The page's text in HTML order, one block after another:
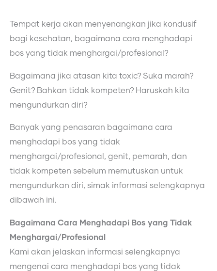
Tempat kerja akan menyenangkan jika kondusif
bagi kesehatan, bagaimana cara menghadapi
bos yang tidak menghargai/profesional?
Bagaimana jika atasan kita toxic? Suka marah?
Genit? Bahkan tidak kompeten? Haruskah kita
mengundurkan diri?
Banyak yang penasaran bagaimana cara
menghadapi bos yang tidak
menghargai/profesional, genit, pemarah, dan
tidak kompeten sebelum memutuskan untuk
mengundurkan diri, simak informasi selengkapnya
dibawah ini.
Bagaimana Cara Menghadapi Bos yang Tidak
Menghargai/Profesional
Kami akan jelaskan informasi selengkapnya
mengenai cara menghadapi bos yang tidak